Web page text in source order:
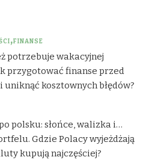
FINANSE
potrzebuje wakacyjnej
przygotować finanse przed
kosztownych błędów?
polsku: słońce, walizka i…
Gdzie Polacy wyjeżdżają
kupują najczęściej?